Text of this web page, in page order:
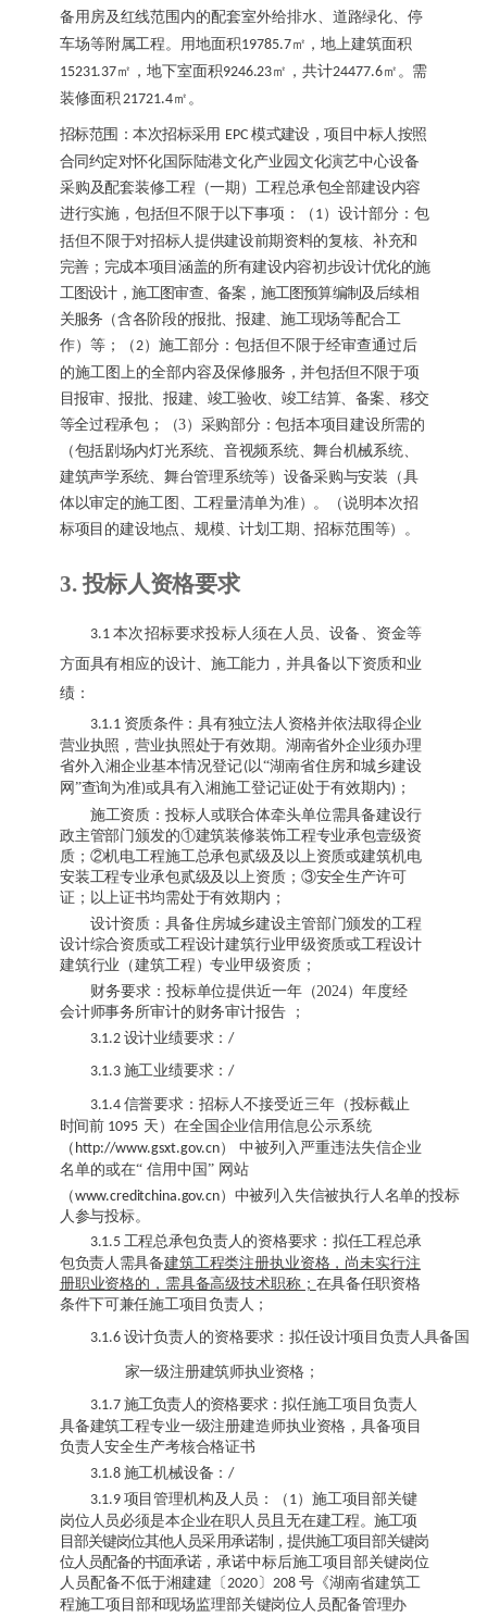
备用房及红线范围内的配套室外给排水、道路绿化、停
车场等附属工程。用地面积19785.7㎡，地上建筑面积
15231.37㎡，地下室面积9246.23㎡，共计24477.6㎡。需
装修面积 21721.4㎡。
招标范围：本次招标采用 EPC 模式建设，项目中标人按照
合同约定对怀化国际陆港文化产业园文化演艺中心设备
采购及配套装修工程（一期）工程总承包全部建设内容
进行实施，包括但不限于以下事项：
（ 1）设计部分：包
括但不限于对招标人提供建设前期资料的复核、补充和
完善；完成本项目涵盖的所有建设内容初步设计优化的施
工图设计，施工图审查、备案，施工图预算编制及后续相
关服务 （含各阶段的报批、报建、 施工现场等配合工
作）等； （2）施工部分：包括但不限于经审查通过后
的施工图上的全部内容及保修服务，并包括但不限于项
目报审、报批、报建、竣工验收、竣工结算、备案、移交
等全过程承包； （3）采购部分：包括本项目建设所需的
（包括剧场内灯光系统、音视频系统、舞台机械系统、
建筑声学系统、舞台管理系统等）设备采购与安装（具
体以审定的施工图、工程量清单为准）。
（说明本次招
标项目的建设地点、规模、计划工期、招标范围等） 。
3. 投标人资格要求
3.1 本次招标要求投标人须在人员、设备、资金等
方面具有相应的设计、施工能力，并具备以下资质和业
绩：
3.1.1 资质条件：具有独立法人资格并依法取得企业
营业执照，营业执照处于有效期。湖南省外企业须办理
省外入湘企业基本情况登记(以“湖南省住房和城乡建设
网”查询为准)或具有入湘施工登记证(处于有效期内)；
施工资质：投标人或联合体牵头单位需具备建设行
政主管部门颁发的①建筑装修装饰工程专业承包壹级资
质；②机电工程施工总承包贰级及以上资质或建筑机电
安装工程专业承包贰级及以上资质；③安全生产许可
证；以上证书均需处于有效期内；
设计资质：具备住房城乡建设主管部门颁发的工程
设计综合资质或工程设计建筑行业甲级资质或工程设计
建筑行业（建筑工程）专业甲级资质；
财务要求： 投标单位提供近一年（2024）年度经
会计师事务所审计的财务审计报告
；
3.1.2 设计业绩要求：/
3.1.3 施工业绩要求：/
3.1.4 信誉要求：招标人不接受近三年（投标截止
时间前 1095 天）在全国企业信用信息公示系统
（ http://www.gsxt.gov.cn）
中被列入严重违法失信企业
名单的或在“ 信用中国” 网站
（www.creditchina.gov.cn） 中被列入失信被执行人名单的投标
人参与投标。
3.1.5 工程总承包负责人的资格要求： 拟任工程总承
包负责人需具备建筑工程类注册执业资格，尚未实行注
册职业资格的，需具备高级技术职称； 在具备任职资格
条件下可兼任施工项目负责人 ；
3.1.6 设计负责人的资格要求：拟任设计项目负责人具备 国
家一级注册建筑师执业资格；
3.1.7 施工负责人的资格要求：拟任施工项目负责人
具备建筑工程专业一级注册建造师执业资格，具备项目
负责人安全生产考核合格证书
3.1.8 施工机械设备：/
3.1.9 项目管理机构及人员：（ 1）施工项目部关键
岗位人员必须是本企业在职人员且无在建工程。施工项
目部关键岗位其他人员采用承诺制，提供施工项目部关键岗
位人员配备的书面承诺， 承诺中标后施工项目部关键岗位
人员配备不低于湘建建〔 2020〕 208 号《湖南省建筑工
程施工项 目部和现场监理部关键岗位人员配备管理办